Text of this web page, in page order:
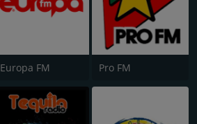
Europa FM Pro FM